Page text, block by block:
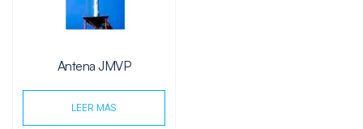
Antena JMVP
LEER MÁS